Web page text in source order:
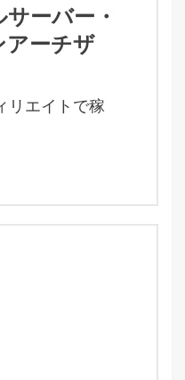
ーバー・
アーチザ
リエイトで稼